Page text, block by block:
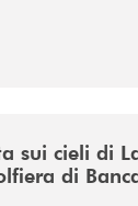
sui cieli di
di